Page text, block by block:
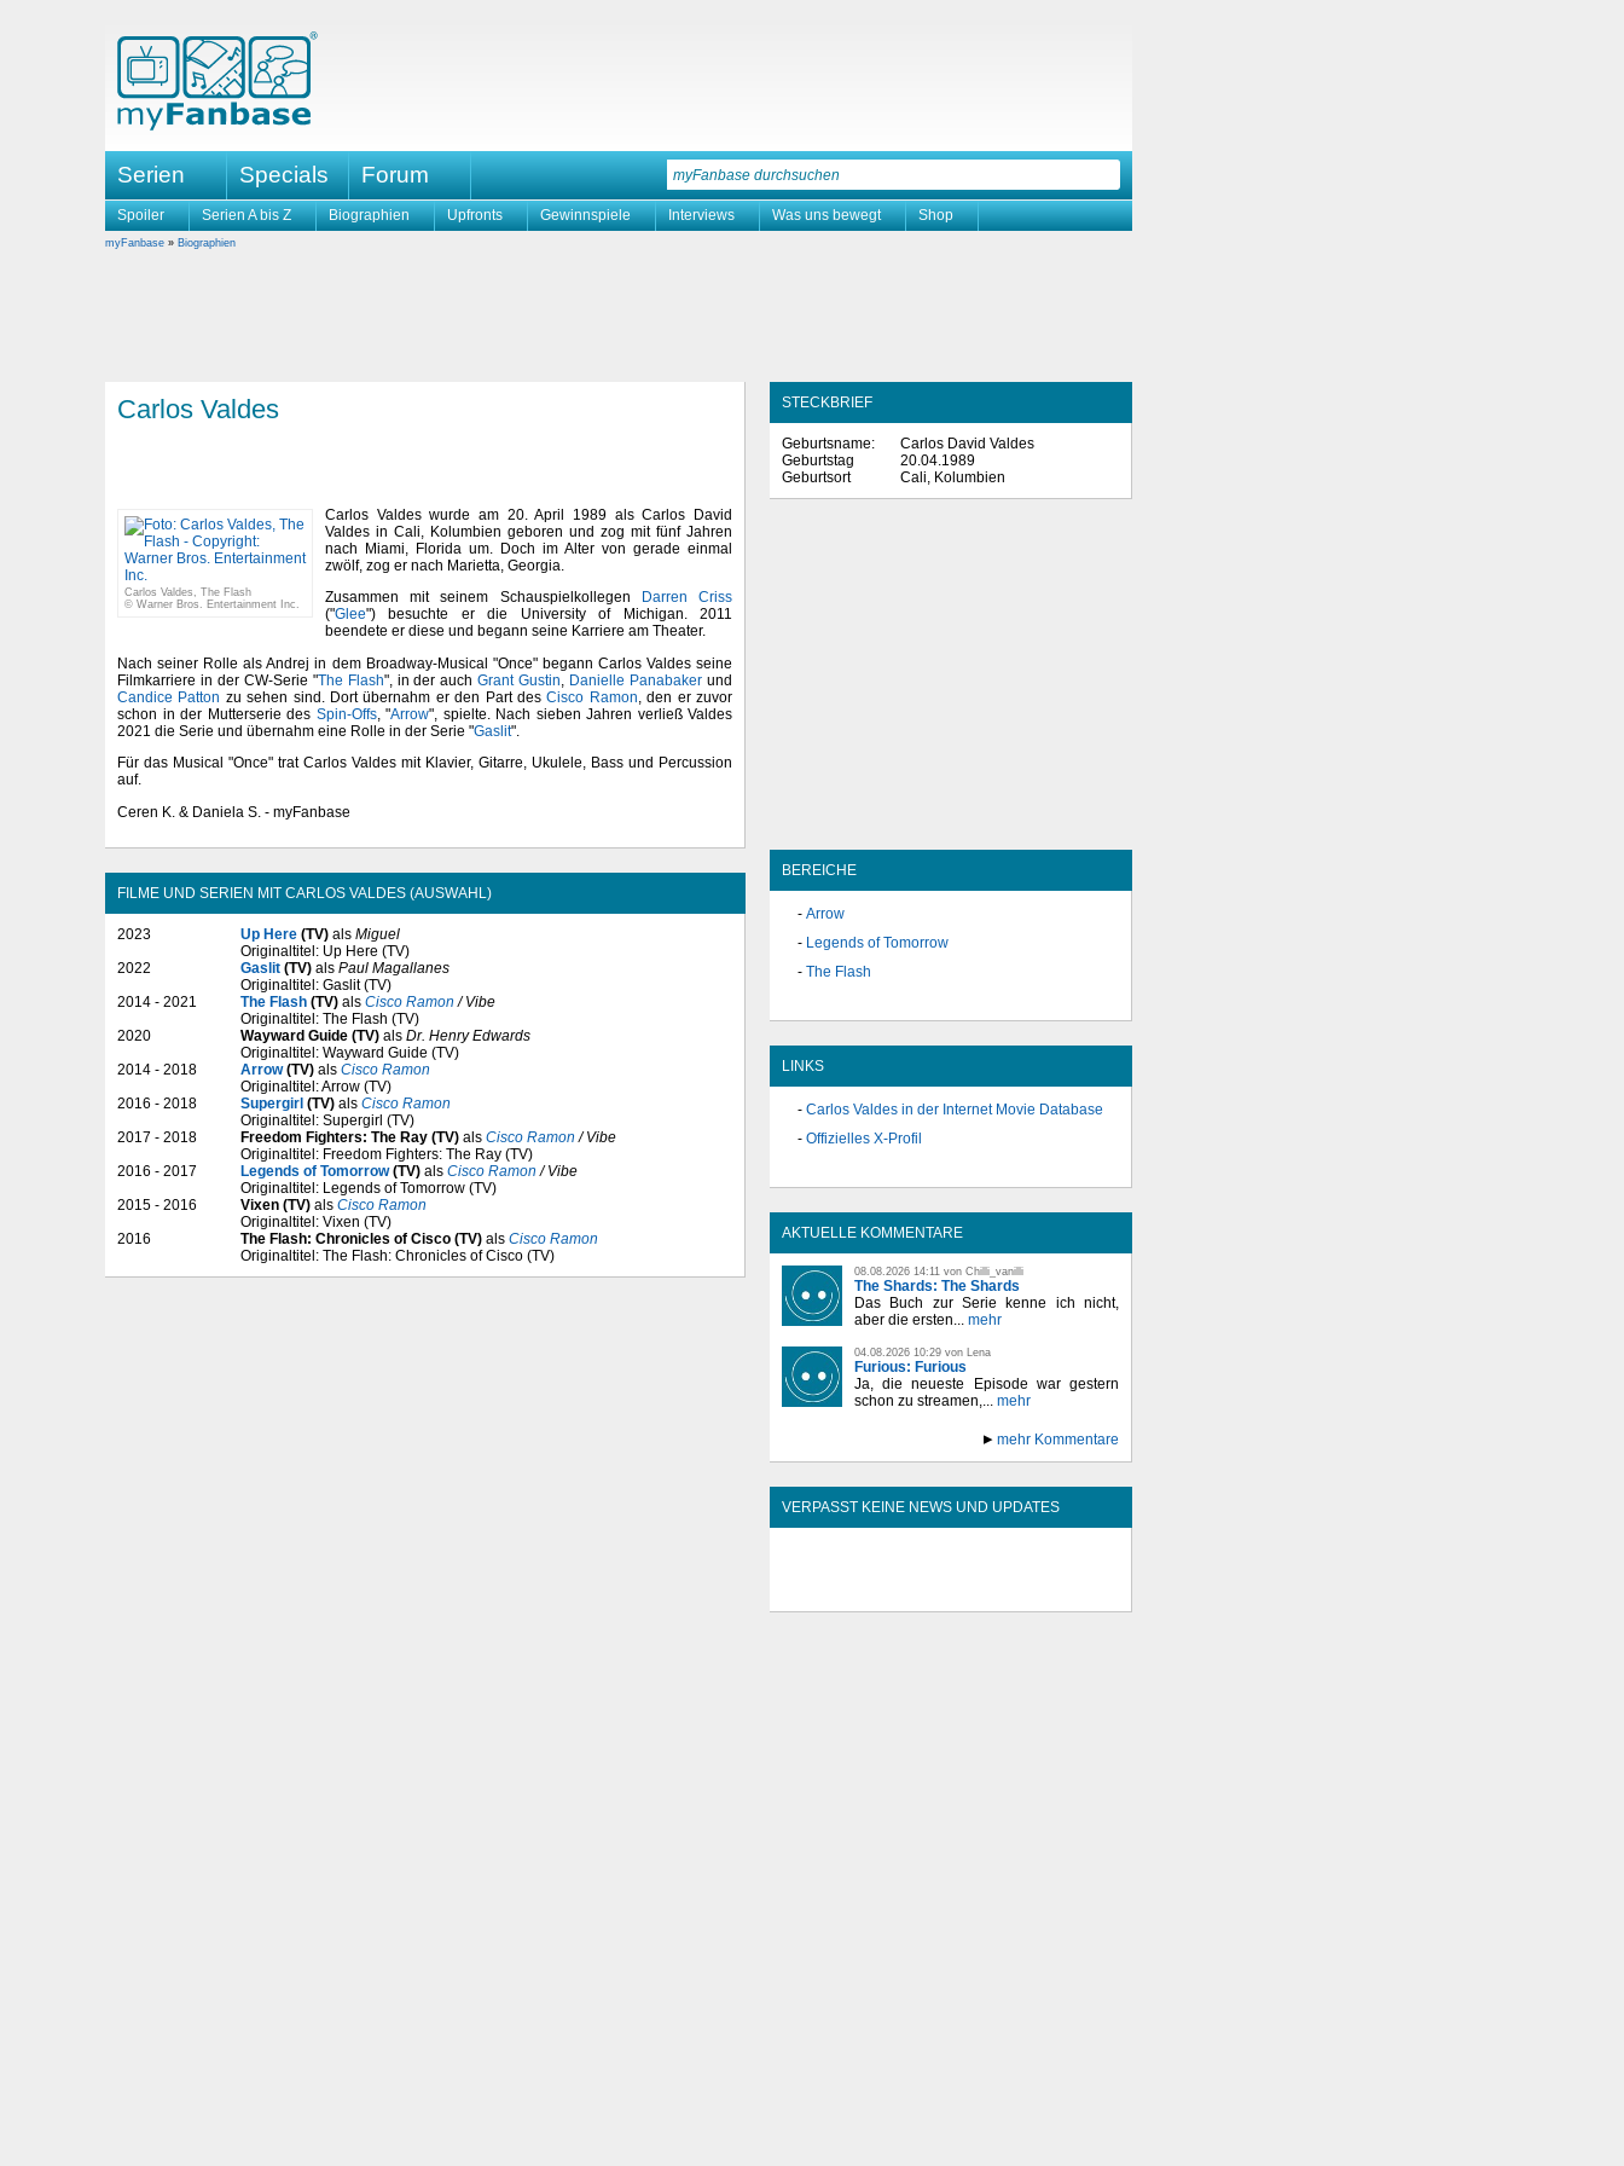
Serien Specials Forum
Spoiler Serien A bis Z Biographien Upfronts Gewinnspiele Interviews Was uns bewegt Shop
myFanbase » Biographien
Carlos Valdes
Carlos Valdes, The Flash
© Warner Bros. Entertainment Inc.
Carlos Valdes wurde am 20. April 1989 als Carlos David
Valdes in Cali, Kolumbien geboren und zog mit fünf Jahren
nach Miami, Florida um. Doch im Alter von gerade einmal
zwölf, zog er nach Marietta, Georgia.
Zusammen mit seinem Schauspielkollegen
Darren Criss
("Glee") besuchte er die University of Michigan. 2011
beendete er diese und begann seine Karriere am Theater.
Nach seiner Rolle als Andrej in dem Broadway-Musical "Once" begann Carlos Valdes seine
Filmkarriere in der CW-Serie "The Flash", in der auchGrant Gustin, Danielle Panabaker und
Candice Patton zu sehen sind. Dort übernahm er den Part desCisco Ramon, den er zuvor
schon in der Mutterserie des Spin-Offs, "Arrow", spielte. Nach sieben Jahren verließ Valdes
2021 die Serie und übernahm eine Rolle in der Serie "Gaslit".
Für das Musical "Once" trat Carlos Valdes mit Klavier, Gitarre, Ukulele, Bass und Percussion
auf.
Ceren K. & Daniela S. - myFanbase
FILME UND SERIEN MIT CARLOS VALDES (AUSWAHL)
2023 Up Here (TV) als Miguel
Originaltitel: Up Here (TV)
2022
Gaslit (TV) als Paul Magallanes
Originaltitel: Gaslit (TV)
2014 - 2021
The Flash (TV) als Cisco Ramon / Vibe
Originaltitel: The Flash (TV)
2020
Wayward Guide (TV) als Dr. Henry Edwards
Originaltitel: Wayward Guide (TV)
2014 - 2018
Arrow(TV) als Cisco Ramon
Originaltitel: Arrow (TV)
2016 - 2018
Supergirl (TV) als Cisco Ramon
Originaltitel: Supergirl (TV)
2017 - 2018
Freedom Fighters: The Ray (TV) als Cisco Ramon / Vibe
Originaltitel: Freedom Fighters: The Ray (TV)
2016 - 2017
Legends of Tomorrow(TV) als Cisco Ramon / Vibe
Originaltitel: Legends of Tomorrow (TV)
2015 - 2016
Vixen (TV) als Cisco Ramon
Originaltitel: Vixen (TV)
2016
The Flash: Chronicles of Cisco (TV) als Cisco Ramon
Originaltitel: The Flash: Chronicles of Cisco (TV)
STECKBRIEF
Geburtsname:
Carlos David Valdes
Geburtstag
20.04.1989
Geburtsort
Cali, Kolumbien
BEREICHE
Arrow
Legends of Tomorrow
The Flash
LINKS
Carlos Valdes in der Internet Movie Database
Offizielles X-Profil
AKTUELLE KOMMENTARE
08.08.2026 14:11 von Chilli_vanilli
The Shards: The Shards
Das Buch zur Serie kenne ich nicht,
aber die ersten... mehr
04.08.2026 10:29 von Lena
Furious: Furious
Ja, die neueste Episode war gestern
schon zu streamen,... mehr
mehr Kommentare
VERPASST KEINE NEWS UND UPDATES